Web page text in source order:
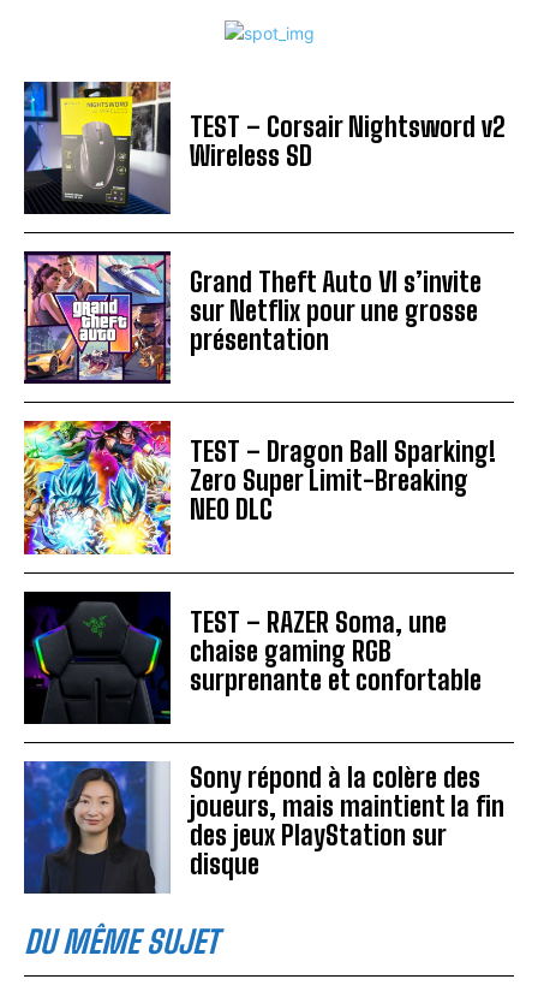
TEST – Corsair Nightsword v2
Wireless SD
Grand Theft Auto VI s’invite
sur Netflix pour une grosse
présentation
TEST – Dragon Ball Sparking!
Zero Super Limit-Breaking
NEO DLC
TEST – RAZER Soma, une
chaise gaming RGB
surprenante et confortable
Sony répond à la colère des
joueurs, mais maintient la fin
des jeux PlayStation sur
disque
DU MÊME SUJET